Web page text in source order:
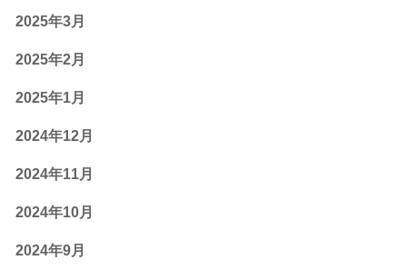
2025年3月
2025年2月
2025年1月
2024年12月
2024年11月
2024年10月
2024年9月